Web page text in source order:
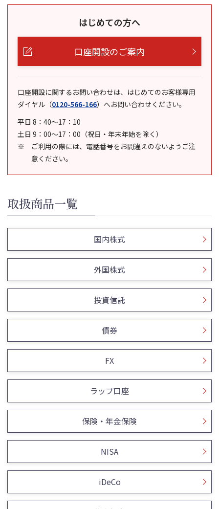
はじめての方へ
口座開設のご案内
口座開設に関するお問い合わせは、はじめてのお客様専用
ダイヤル （0120-566-166） へお問い合わせください。
平日 8：40～17：10
土日 9：00～17：00（祝日・年末年始を除く）
ご利用の際には、電話番号をお間違えのないようご注
意ください。
取扱商品一覧
国内株式
外国株式
投資信託
債券
FX
ラップ口座
保険・年金保険
NISA
iDeCo